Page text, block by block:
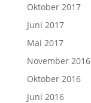
Oktober 2017
Juni 2017
Mai 2017
November 2016
Oktober 2016
Juni 2016